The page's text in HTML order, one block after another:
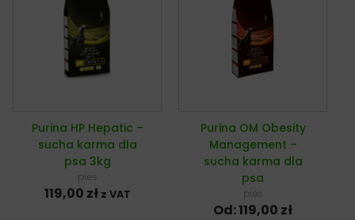
Purina HP Hepatic –
sucha karma dla
psa 3kg
pies
119,00 zł z VAT
Purina OM Obesity
Management –
sucha karma dla
psa
pies
Od:119,00 zł